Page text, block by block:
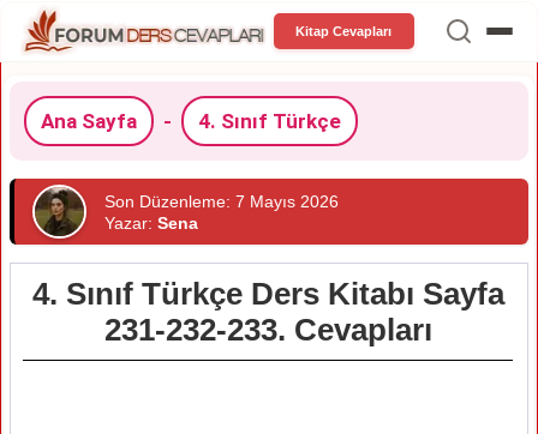
Kitap Cevapları
Ana Sayfa - 4. Sınıf Türkçe
Son Düzenleme: 7 Mayıs 2026
Yazar: Sena
4. Sınıf Türkçe Ders Kitabı Sayfa
231-232-233. Cevapları